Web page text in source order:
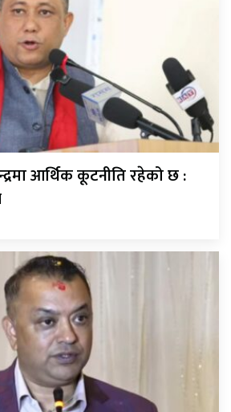
आर्थिक कूटनीति रहेको छ :